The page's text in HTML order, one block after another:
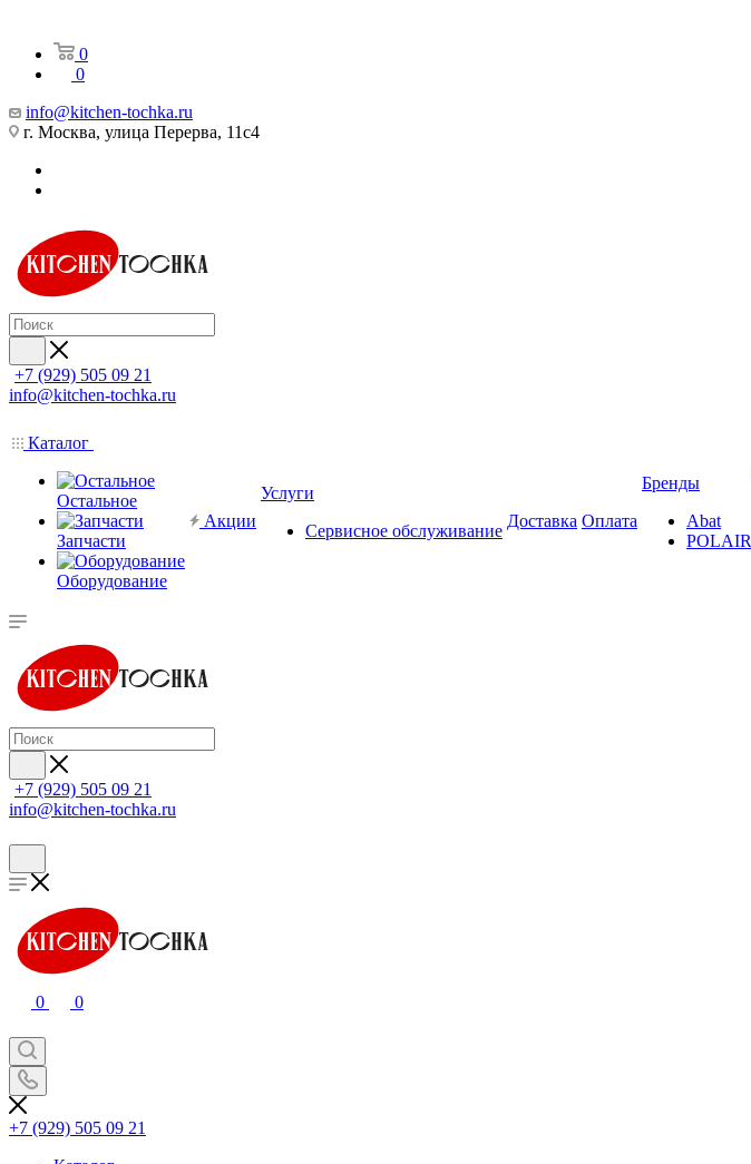
0
0
info@kitchen-tochka.ru
г. Москва, улица Перерва, 11с4
+7 (929) 505 09 21
info@kitchen-tochka.ru
Каталог
Остальное
Запчасти
Оборудование
Акции
Услуги
Сервисное обслуживание
Доставка Оплата
Бренды
Abat
POLAIR
+7 (929) 505 09 21
info@kitchen-tochka.ru
0 0
+7 (929) 505 09 21